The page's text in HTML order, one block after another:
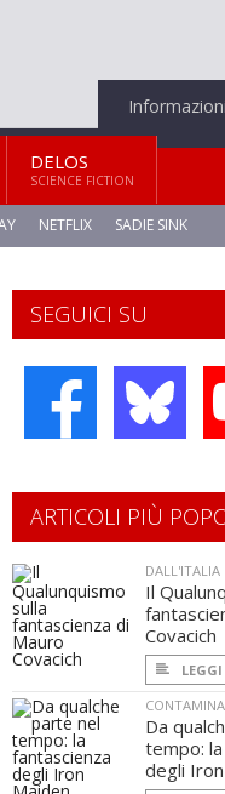
Informazioni
DELOS
SCIENCE FICTION
NETFLIX SADIE SINK
SEGUICI SU
ARTICOLI PIÙ
DALL'ITALIA
Il
Covacich
LEGGI
Da
tempo:
degli